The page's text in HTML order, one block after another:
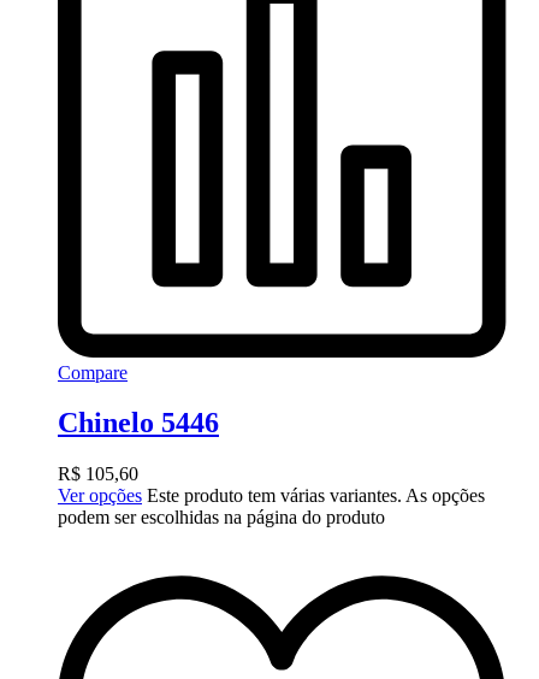
Compare
Chinelo 5446
R$ 105,60
Ver opções Este produto tem várias variantes. As opções
podem ser escolhidas na página do produto